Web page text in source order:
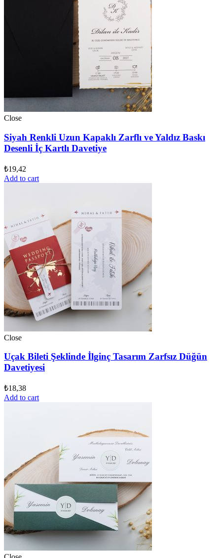
Close
Siyah Renkli Uzun Kapaklı Zarflı ve Yaldız Baskı
Desenli İç Kartlı Davetiye
₺19,42
Add to cart
Close
Uçak Bileti Şeklinde İlginç Tasarım Zarfsız Düğün
Davetiyesi
₺18,38
Add to cart